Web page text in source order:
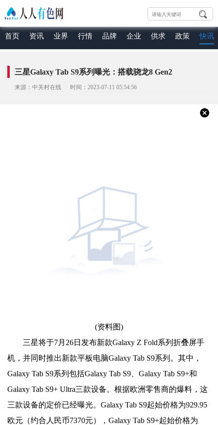
首页 资讯 业界 行情 品牌 企业 供求 政策 快讯
三星Galaxy Tab S9系列曝光：搭载骁龙8 Gen2
来源：中关村在线 时间：2023-07-11 05:54:56
(资料图)
三星将于7月26日发布新款Galaxy Z Fold系列折叠屏手
机，并同时推出新款平板电脑Galaxy Tab S9系列。其中，
Galaxy Tab S9系列包括Galaxy Tab S9、Galaxy Tab S9+和
Galaxy Tab S9+ Ultra三款设备。根据欧洲零售商的爆料，这
三款设备的定价已经曝光。Galaxy Tab S9起始价格为929.95
欧元（约合人民币7370元），Galaxy Tab S9+起始价格为